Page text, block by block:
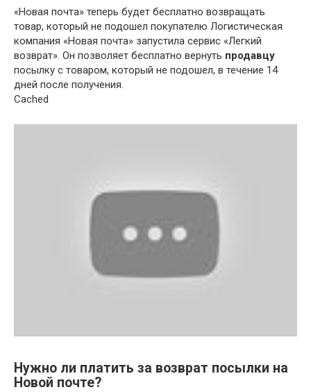
«Новая почта» теперь будет бесплатно возвращать
товар, который не подошел покупателю Логистическая
компания «Новая почта» запустила сервис «Легкий
возврат». Он позволяет бесплатно вернуть продавцу
посылку с товаром, который не подошел, в течение 14
дней после получения.
Cached
Нужно ли платить за возврат посылки на
Новой почте?